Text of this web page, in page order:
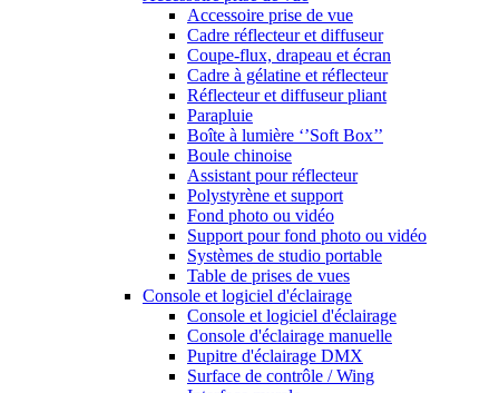
Accessoire prise de vue
Cadre réflecteur et diffuseur
Coupe-flux, drapeau et écran
Cadre à gélatine et réflecteur
Réflecteur et diffuseur pliant
Parapluie
Boîte à lumière ‘’Soft Box’’
Boule chinoise
Assistant pour réflecteur
Polystyrène et support
Fond photo ou vidéo
Support pour fond photo ou vidéo
Systèmes de studio portable
Table de prises de vues
Console et logiciel d'éclairage
Console et logiciel d'éclairage
Console d'éclairage manuelle
Pupitre d'éclairage DMX
Surface de contrôle / Wing